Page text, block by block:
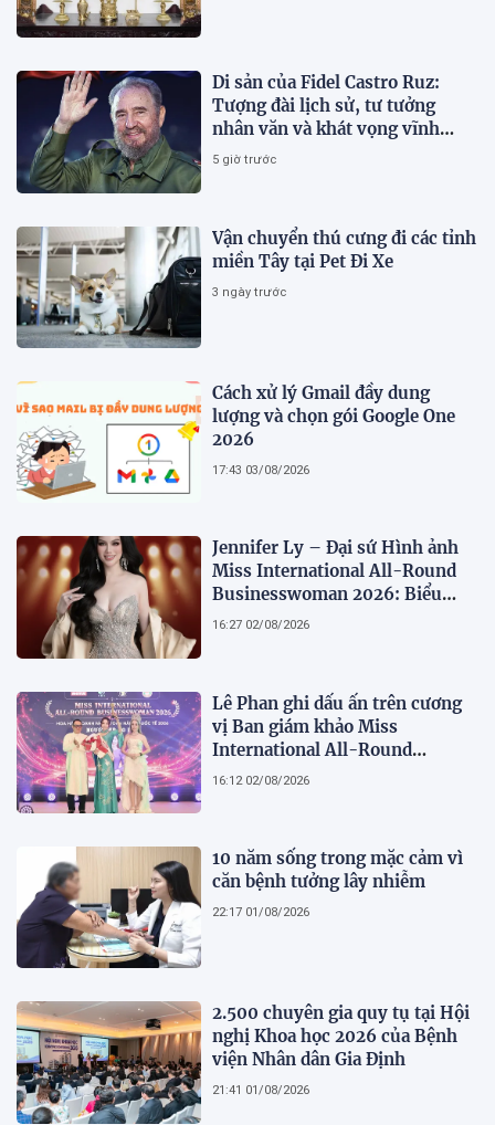
Di sản của Fidel Castro Ruz:
Tượng đài lịch sử, tư tưởng
nhân văn và khát vọng vĩnh
hằng
5 giờ trước
Vận chuyển thú cưng đi các tỉnh
miền Tây tại Pet Đi Xe
3 ngày trước
Cách xử lý Gmail đầy dung
lượng và chọn gói Google One
2026
17:43 03/08/2026
Jennifer Ly – Đại sứ Hình ảnh
Miss International All-Round
Businesswoman 2026: Biểu
tượng của nhan sắc, trí tuệ và
16:27 02/08/2026
Lê Phan ghi dấu ấn trên cương
vị Ban giám khảo Miss
International All-Round
Businesswoman 2026: Thanh
16:12 02/08/2026
10 năm sống trong mặc cảm vì
căn bệnh tưởng lây nhiễm
22:17 01/08/2026
2.500 chuyên gia quy tụ tại Hội
nghị Khoa học 2026 của Bệnh
viện Nhân dân Gia Định
21:41 01/08/2026